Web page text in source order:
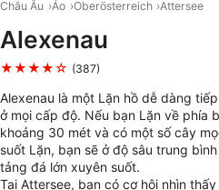
Châu Âu Áo Oberösterreich Attersee
Alexenau
★★★★☆ (387)
Alexenau là một Lặn hồ dễ dàng
ở mọi cấp độ. Nếu bạn Lặn về phía
khoảng 30 mét và có một số cây
suốt Lặn, bạn sẽ ở độ sâu trung
tảng đá lớn xuyên suốt.
Tại Attersee, bạn có cơ hội nhìn